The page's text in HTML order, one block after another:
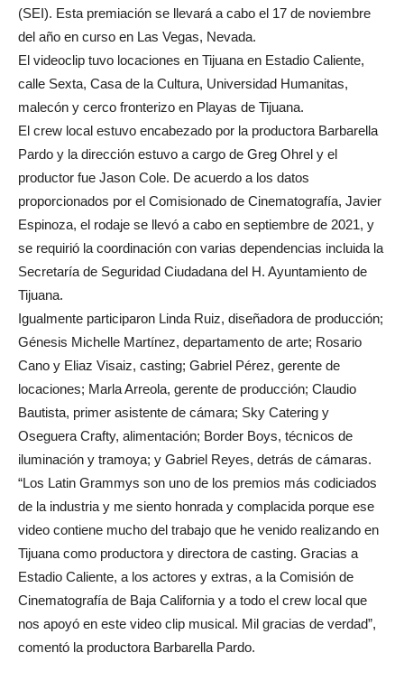
(SEI). Esta premiación se llevará a cabo el 17 de noviembre
del año en curso en Las Vegas, Nevada.
El videoclip tuvo locaciones en Tijuana en Estadio Caliente,
calle Sexta, Casa de la Cultura, Universidad Humanitas,
malecón y cerco fronterizo en Playas de Tijuana.
El crew local estuvo encabezado por la productora Barbarella
Pardo y la dirección estuvo a cargo de Greg Ohrel y el
productor fue Jason Cole. De acuerdo a los datos
proporcionados por el Comisionado de Cinematografía, Javier
Espinoza, el rodaje se llevó a cabo en septiembre de 2021, y
se requirió la coordinación con varias dependencias incluida la
Secretaría de Seguridad Ciudadana del H. Ayuntamiento de
Tijuana.
Igualmente participaron Linda Ruiz, diseñadora de producción;
Génesis Michelle Martínez, departamento de arte; Rosario
Cano y Eliaz Visaiz, casting; Gabriel Pérez, gerente de
locaciones; Marla Arreola, gerente de producción; Claudio
Bautista, primer asistente de cámara; Sky Catering y
Oseguera Crafty, alimentación; Border Boys, técnicos de
iluminación y tramoya; y Gabriel Reyes, detrás de cámaras.
“Los Latin Grammys son uno de los premios más codiciados
de la industria y me siento honrada y complacida porque ese
video contiene mucho del trabajo que he venido realizando en
Tijuana como productora y directora de casting. Gracias a
Estadio Caliente, a los actores y extras, a la Comisión de
Cinematografía de Baja California y a todo el crew local que
nos apoyó en este video clip musical. Mil gracias de verdad”,
comentó la productora Barbarella Pardo.